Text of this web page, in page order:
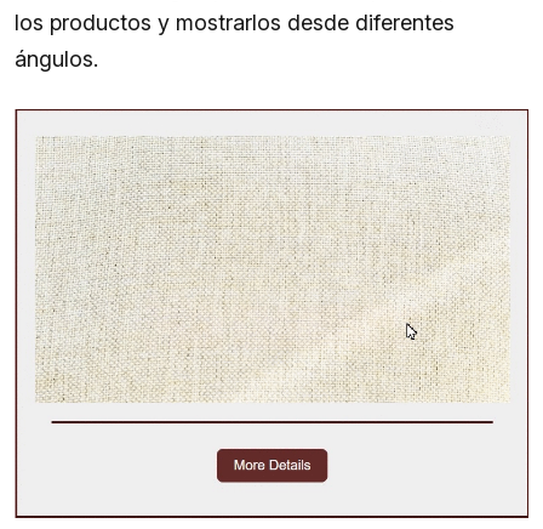
los productos y mostrarlos desde diferentes
ángulos.